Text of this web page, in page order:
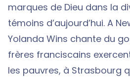
marques de Dieu dans la
témoins d’aujourd’hui. A
Yolanda Wins chante du
frères franciscains
les pauvres, à Strasbourg